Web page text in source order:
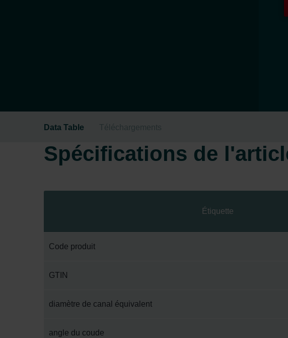
Data Table Téléchargements
Spécifications de
Étiquette
Code produit
GTIN
diamètre de canal équivalent
angle du coude